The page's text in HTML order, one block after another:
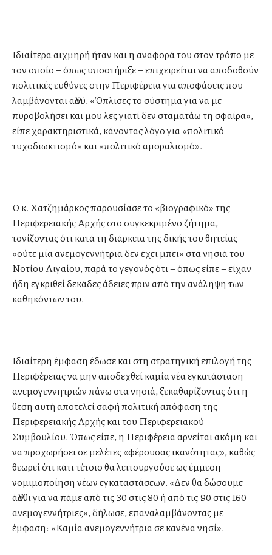
Ιδιαίτερα αιχμηρή ήταν και η αναφορά του στον τρόπο με
τον οποίο – όπως υποστήριξε – επιχειρείται να αποδοθούν
πολιτικές ευθύνες στην Περιφέρεια για αποφάσεις που
λαμβάνονται αλλού. «Όπλισες το σύστημα για να με
πυροβολήσει και μου λες γιατί δεν σταματάω τη σφαίρα»,
είπε χαρακτηριστικά, κάνοντας λόγο για «πολιτικό
τυχοδιωκτισμό» και «πολιτικό αμοραλισμό».
Ο κ. Χατζημάρκος παρουσίασε το «βιογραφικό» της
Περιφερειακής Αρχής στο συγκεκριμένο ζήτημα,
τονίζοντας ότι κατά τη διάρκεια της δικής του θητείας
«ούτε μία ανεμογεννήτρια δεν έχει μπει» στα νησιά του
Νοτίου Αιγαίου, παρά το γεγονός ότι – όπως είπε – είχαν
ήδη εγκριθεί δεκάδες άδειες πριν από την ανάληψη των
καθηκόντων του.
Ιδιαίτερη έμφαση έδωσε και στη στρατηγική επιλογή της
Περιφέρειας να μην αποδεχθεί καμία νέα εγκατάσταση
ανεμογεννητριών πάνω στα νησιά, ξεκαθαρίζοντας ότι η
θέση αυτή αποτελεί σαφή πολιτική απόφαση της
Περιφερειακής Αρχής και του Περιφερειακού
Συμβουλίου. Όπως είπε, η Περιφέρεια αρνείται ακόμη και
να προχωρήσει σε μελέτες «φέρουσας ικανότητας», καθώς
θεωρεί ότι κάτι τέτοιο θα λειτουργούσε ως έμμεση
νομιμοποίηση νέων εγκαταστάσεων. «Δεν θα δώσουμε
άλλοθι για να πάμε από τις 30 στις 80 ή από τις 90 στις 160
ανεμογεννήτριες», δήλωσε, επαναλαμβάνοντας με
έμφαση: «Καμία ανεμογεννήτρια σε κανένα νησί».